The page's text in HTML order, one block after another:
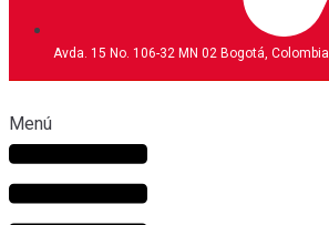
Avda. 15 No. 106-32 MN 02 Bogotá, Colombia
Menú